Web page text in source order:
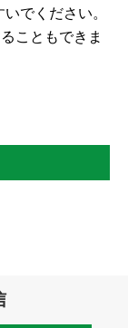
でください。
こともできま